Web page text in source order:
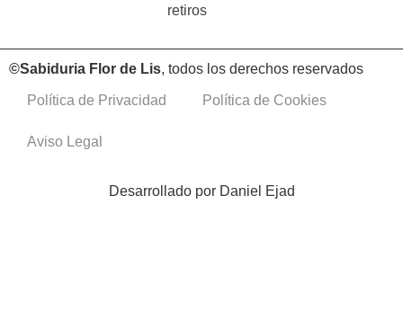
retiros
©Sabiduria Flor de Lis, todos los derechos reservados
Política de Privacidad Política de Cookies
Aviso Legal
Desarrollado por Daniel Ejad